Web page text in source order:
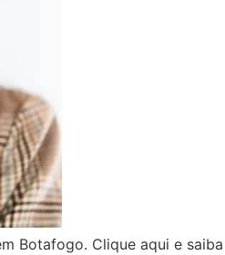
Botafogo. Clique aqui e saiba